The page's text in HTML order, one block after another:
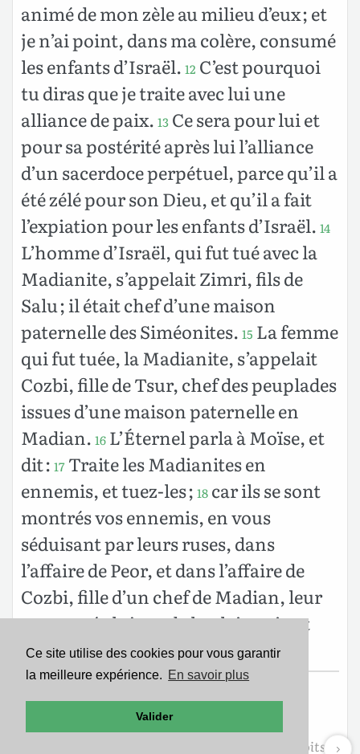
Ce site utilise des cookies pour vous garantir
la meilleure expérience. En savoir plus
Valider
animé de mon zèle au milieu d’eux ; et
je n’ai point, dans ma colère, consumé
les enfants d’Israël. 12 C’est pourquoi
tu diras que je traite avec lui une
alliance de paix. 13 Ce sera pour lui et
pour sa postérité après lui l’alliance
d’un sacerdoce perpétuel, parce qu’il a
été zélé pour son Dieu, et qu’il a fait
l’expiation pour les enfants d’Israël. 14
L’homme d’Israël, qui fut tué avec la
Madianite, s’appelait Zimri, fils de
Salu ; il était chef d’une maison
paternelle des Siméonites. 15 La femme
qui fut tuée, la Madianite, s’appelait
Cozbi, fille de Tsur, chef des peuplades
issues d’une maison paternelle en
Madian. 16 L’Éternel parla à Moïse, et
dit : 17 Traite les Madianites en
ennemis, et tuez-les ; 18 car ils se sont
montrés vos ennemis, en vous
séduisant par leurs ruses, dans
l’affaire de Peor, et dans l’affaire de
Cozbi, fille d’un chef de Madian, leur
sœur, tuée le jour de la plaie qui eut
lieu à l’occasion de Peor.
Texte de la Nouvelle Édition de Genève
Copyright ©1979Société Biblique de Genève
Reproduit avec aimable autorisation. Tous droits